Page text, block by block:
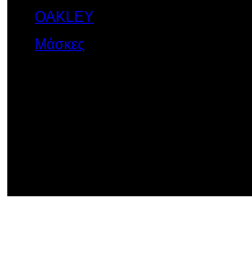
OAKLEY
Μάσκες